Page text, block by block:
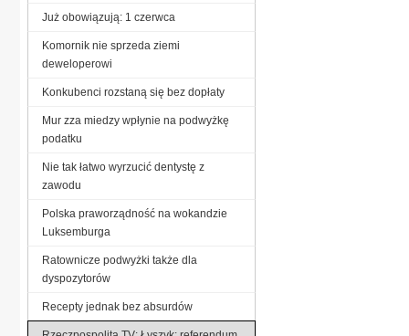
Już obowiązują: 1 czerwca
Komornik nie sprzeda ziemi
deweloperowi
Konkubenci rozstaną się bez dopłaty
Mur zza miedzy wpłynie na podwyżkę
podatku
Nie tak łatwo wyrzucić dentystę z
zawodu
Polska praworządność na wokandzie
Luksemburga
Ratownicze podwyżki także dla
dyspozytorów
Recepty jednak bez absurdów